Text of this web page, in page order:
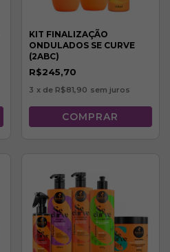
KIT FINALIZAÇÃO
ONDULADOS SE CURVE
(2ABC)
R$245,70
3 x de R$81,90 sem juros